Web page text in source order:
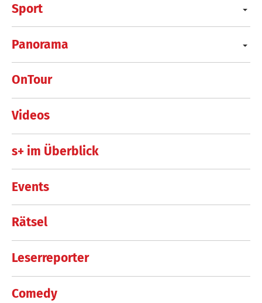
Sport
Panorama
OnTour
Videos
s+ im Überblick
Events
Rätsel
Leserreporter
Comedy